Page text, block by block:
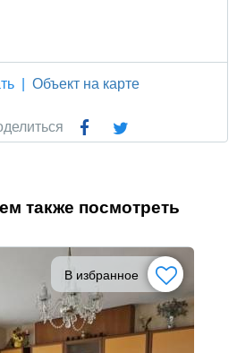
|Объект на карте
также посмотреть
В избранное